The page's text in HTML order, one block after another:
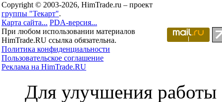
Copyright © 2003-2026, HimTrade.ru – проект
группы "Текарт".
Карта сайта... PDA-версия...
При любом использовании материалов
HimTrade.RU ссылка обязательна.
Политика конфиденциальности
Пользовательское соглашение
Реклама на HimTrade.RU
Для улучшения работы